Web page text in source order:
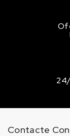
Contacte